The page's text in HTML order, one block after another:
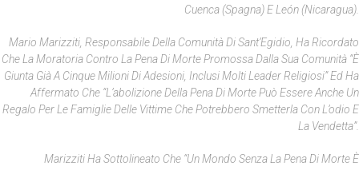
Cuenca (Spagna) E León (Nicaragua).
Mario Marizziti, Responsabile Della Comunità Di Sant’Egidio, Ha Ricordato
Che La Moratoria Contro La Pena Di Morte Promossa Dalla Sua Comunità “è
Giunta Già A Cinque Milioni Di Adesioni, Inclusi Molti Leader Religiosi” Ed Ha
Affermato Che “l’abolizione Della Pena Di Morte Può Essere Anche Un
Regalo Per Le Famiglie Delle Vittime Che Potrebbero Smetterla Con L’odio E
La Vendetta”.
Marizziti Ha Sottolineato Che “un Mondo Senza La Pena Di Morte È